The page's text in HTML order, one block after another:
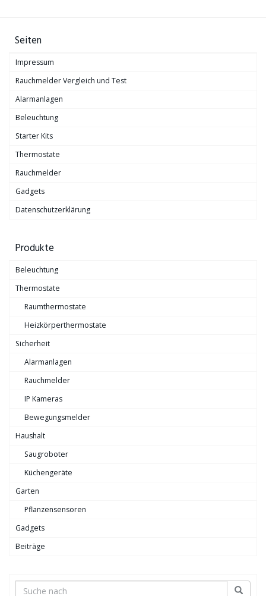
Seiten
Impressum
Rauchmelder Vergleich und Test
Alarmanlagen
Beleuchtung
Starter Kits
Thermostate
Rauchmelder
Gadgets
Datenschutzerklärung
Produkte
Beleuchtung
Thermostate
Raumthermostate
Heizkörperthermostate
Sicherheit
Alarmanlagen
Rauchmelder
IP Kameras
Bewegungsmelder
Haushalt
Saugroboter
Küchengeräte
Garten
Pflanzensensoren
Gadgets
Beiträge